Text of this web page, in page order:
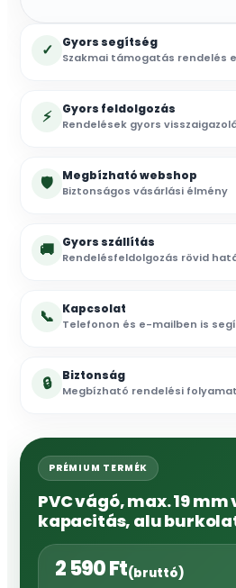
✓ Gyors segítség
Szakmai támogatás rendelés
⚡ Gyors feldolgozás
Rendelések gyors
🛡 Megbízható webshop
Biztonságos vásárlási élmény
🚚 Gyors szállítás
Rendelésfeldolgozás rövid
📞 Kapcsolat
Telefonon és e-mailben is
🔒 Biztonság
Megbízható rendelési folyamat
PRÉMIUM TERMÉK
PVC vágó, max. 19
kapacitás, alu
2 590Ft(bruttó)